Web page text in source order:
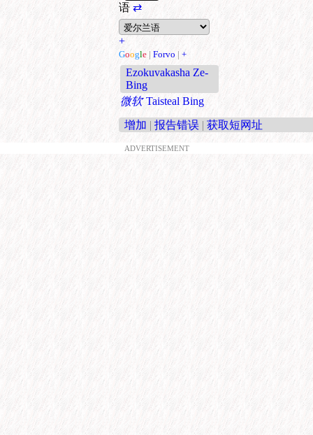
语 ⇄
+
Google | Forvo | +
Ezokuvakasha Ze-
Bing
微软 Taisteal Bing
增加 | 报告错误 | 获取短网址
ADVERTISEMENT